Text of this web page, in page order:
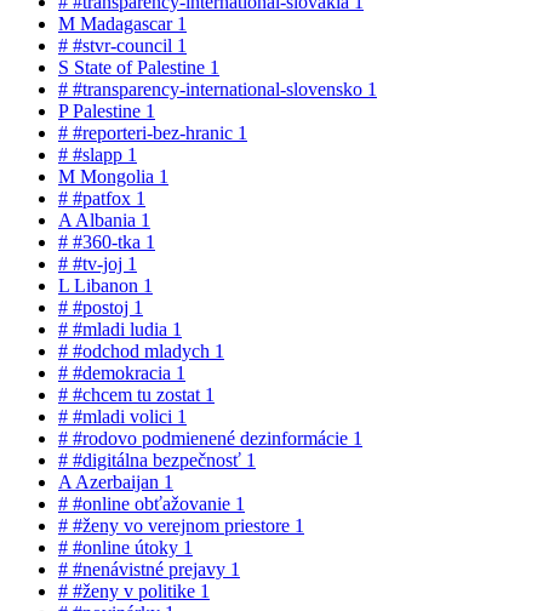
M Madagascar 1
# #stvr-council 1
S State of Palestine 1
# #transparency-international-slovensko 1
PPalestine 1
# #reporteri-bez-hranic 1
# #slapp 1
M Mongolia 1
# #patfox 1
A Albania 1
# #360-tka 1
# #tv-joj 1
L Libanon 1
# #postoj 1
# #mladi ludia 1
# #odchod mladych 1
# #demokracia 1
# #chcem tu zostat 1
# #mladi volici 1
# #rodovo podmienené dezinformácie 1
# #digitálna bezpečnosť 1
A Azerbaijan 1
# #online obťažovanie 1
# #ženy vo verejnom priestore 1
# #online útoky 1
# #nenávistné prejavy 1
# #ženy v politike 1